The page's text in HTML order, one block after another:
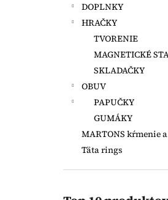
DOPLNKY
HRAČKY
TVORENIE
MAGNETICKÉ
SKLADAČKY
OBUV
PAPUČKY
GUMÁKY
MARTONS kŕmenie
Täta rings